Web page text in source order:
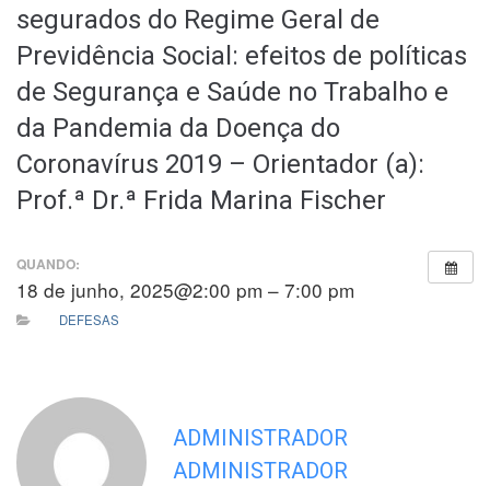
segurados do Regime Geral de
Previdência Social: efeitos de políticas
de Segurança e Saúde no Trabalho e
da Pandemia da Doença do
Coronavírus 2019 – Orientador (a):
Prof.ª Dr.ª Frida Marina Fischer
QUANDO:
18 de junho, 2025@2:00 pm – 7:00 pm
DEFESAS
ADMINISTRADOR
ADMINISTRADOR